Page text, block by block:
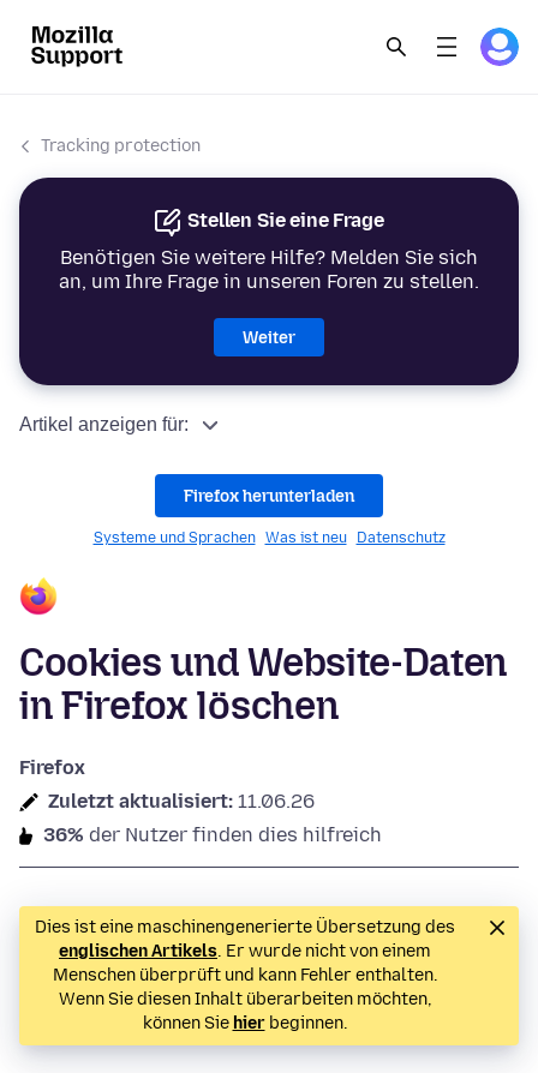
Tracking protection
Stellen Sie eine Frage
Benötigen Sie weitere Hilfe? Melden Sie sich
an, um Ihre Frage in unseren Foren zu stellen.
Weiter
Artikel anzeigen für:
Firefox herunterladen
Systeme und Sprachen Was ist neu Datenschutz
Cookies und Website-Daten
in Firefox löschen
Firefox
Zuletzt aktualisiert: 11.06.26
36% der Nutzer finden dies hilfreich
Dies ist eine maschinengenerierte Übersetzung des
englischen Artikels. Er wurde nicht von einem
Menschen überprüft und kann Fehler enthalten.
Wenn Sie diesen Inhalt überarbeiten möchten,
können Sie hierbeginnen.